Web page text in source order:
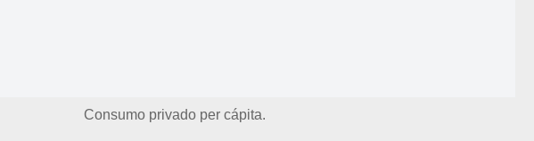
Consumo privado per cápita.